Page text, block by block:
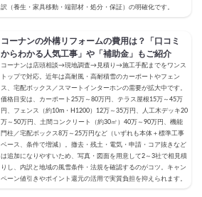
訳（養生・家具移動・端部材・処分・保証）の明確化です。
コーナンの外構リフォームの費用は？「口コミ
からわかる人気工事」や「補助金」もご紹介
コーナンは店頭相談→現地調査→見積り→施工手配までをワンス
トップで対応。近年は高耐風・高耐積雪のカーポートやフェン
ス、宅配ボックス／スマートインターホンの需要が拡大中です。
価格目安は、カーポート25万～80万円、テラス屋根15万～45万
円、フェンス（約10m・H1200）12万～35万円、人工木デッキ20
万～50万円、土間コンクリート（約30㎡）40万～90万円、機能
門柱／宅配ボックス8万～25万円など（いずれも本体＋標準工事
ベース、条件で増減）。撤去・残土・電気・申請・コア抜きなど
は追加になりやすいため、写真・図面を用意して2～3社で相見積
りし、内訳と地域の風雪条件・法規を確認するのがコツ。キャン
ペーン値引きやポイント還元の活用で実質負担を抑えられます。